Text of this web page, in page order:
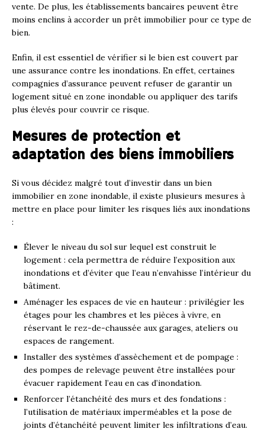
vente. De plus, les établissements bancaires peuvent être
moins enclins à accorder un prêt immobilier pour ce type de
bien.
Enfin, il est essentiel de vérifier si le bien est couvert par
une assurance contre les inondations. En effet, certaines
compagnies d’assurance peuvent refuser de garantir un
logement situé en zone inondable ou appliquer des tarifs
plus élevés pour couvrir ce risque.
Mesures de protection et
adaptation des biens immobiliers
Si vous décidez malgré tout d’investir dans un bien
immobilier en zone inondable, il existe plusieurs mesures à
mettre en place pour limiter les risques liés aux inondations
:
Élever le niveau du sol sur lequel est construit le
logement : cela permettra de réduire l’exposition aux
inondations et d’éviter que l’eau n’envahisse l’intérieur du
bâtiment.
Aménager les espaces de vie en hauteur : privilégier les
étages pour les chambres et les pièces à vivre, en
réservant le rez-de-chaussée aux garages, ateliers ou
espaces de rangement.
Installer des systèmes d’assèchement et de pompage :
des pompes de relevage peuvent être installées pour
évacuer rapidement l’eau en cas d’inondation.
Renforcer l’étanchéité des murs et des fondations :
l’utilisation de matériaux imperméables et la pose de
joints d’étanchéité peuvent limiter les infiltrations d’eau.